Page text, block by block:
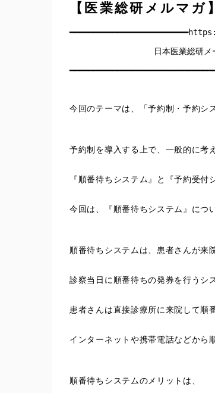
【医業総研メルマ
　　　　　　　　　日本医業総研
今回のテーマは、「予約制・予約シ
予約制を導入する上で、一般的に考
『順番待ちシステム』と『予約受付
今回は、『順番待ちシステム』につ
順番待ちシステムは、患者さんが来
診察当日に順番待ちの発券を行うシ
患者さんは直接診療所に来院して順
インターネットや携帯電話などから
順番待ちシステムのメリットは、